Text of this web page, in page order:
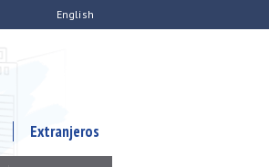
English
Extranjeros